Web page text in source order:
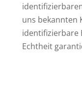
uns bekannten
identifizierbare
Echtheit